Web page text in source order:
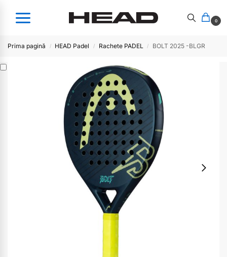
0
Prima pagină / HEAD Padel / Rachete PADEL / BOLT 2025 -BLGR